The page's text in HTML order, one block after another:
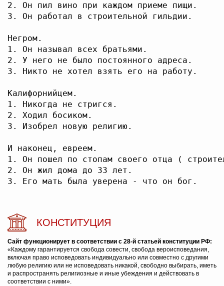
2. Он пил вино при каждом приеме пищи.
3. Он работал в строительной гильдии.
Негром.
1. Он называл всех братьями.
2. У него не было постоянного адреса.
3. Никто не хотел взять его на работу.
Калифорнийцем.
1. Никогда не стригся.
2. Ходил босиком.
3. Изобрел новую религию.
И наконец, евреем.
1. Он пошел по стопам своего отца (
2. Он жил дома до 33 лет.
КОНСТИТУЦИЯ
Сайт функционирует в соответствии с 28-й статьей конституции РФ:
«Каждому гарантируется свобода совести, свобода вероисповедания,
включая право исповедовать индивидуально или совместно с другими
любую религию или не исповедовать никакой, свободно выбирать, иметь
и распространять религиозные и иные убеждения и действовать в
соответствии с ними».